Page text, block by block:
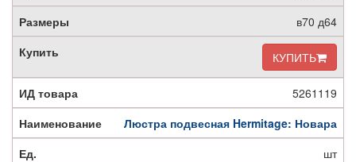
в70 д64
КУПИТЬ
5261119
Люстра подвесная Hermitage: Новара
шт